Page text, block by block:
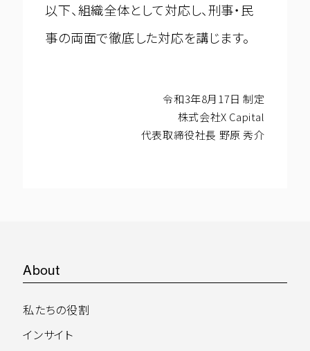
以下、組織全体として対応し、刑事・民
事の両面で徹底した対応を講じます。
令和3年8月17日 制定
株式会社X Capital
代表取締役社長 野原 秀介
About
私たちの役割
インサイト